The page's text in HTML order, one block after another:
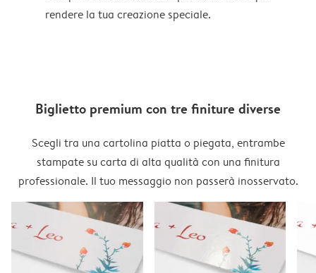
rendere la tua creazione speciale.
Biglietto premium con tre finiture diverse
Scegli tra una cartolina piatta o piegata, entrambe
stampate su carta di alta qualità con una finitura
professionale. Il tuo messaggio non passerà inosservato.